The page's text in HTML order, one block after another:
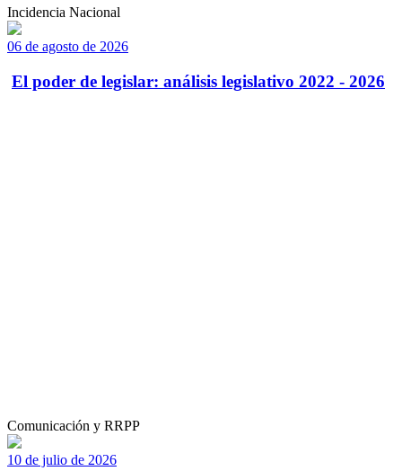
Incidencia Nacional
06 de agosto de 2026
El poder de legislar: análisis legislativo 2022 - 2026
Comunicación y RRPP
10 de julio de 2026